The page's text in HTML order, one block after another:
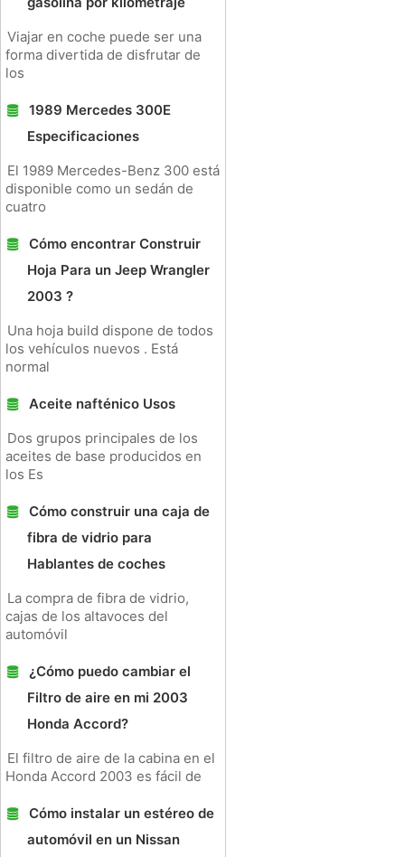
Viajar en coche puede ser una
forma divertida de disfrutar de
los
1989 Mercedes 300E
Especificaciones
El 1989 Mercedes-Benz 300 está
disponible como un sedán de
cuatro
Cómo encontrar Construir
Hoja Para un Jeep Wrangler
2003 ?
Una hoja build dispone de todos
los vehículos nuevos . Está
normal
Aceite nafténico Usos
Dos grupos principales de los
aceites de base producidos en
los Es
Cómo construir una caja de
fibra de vidrio para
Hablantes de coches
La compra de fibra de vidrio,
cajas de los altavoces del
automóvil
¿Cómo puedo cambiar el
Filtro de aire en mi 2003
Honda Accord?
El filtro de aire de la cabina en el
Honda Accord 2003 es fácil de
Cómo instalar un estéreo de
automóvil en un Nissan